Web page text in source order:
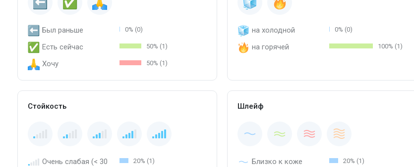
Был раньше 0% (0)
Есть сейчас 50% (1)
Хочу 50% (1)
на холодной 0% (0)
на горячей 100% (1)
Стойкость
Очень слабая (< 30
20% (1)
Шлейф
Близко к коже 20% (1)